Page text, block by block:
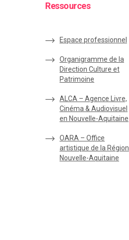
Ressources
Espace professionnel
Organigramme de la
Direction Culture et
Patrimoine
ALCA – Agence Livre,
Cinéma & Audiovisuel
en Nouvelle-Aquitaine
OARA – Office
artistique de la Région
Nouvelle-Aquitaine